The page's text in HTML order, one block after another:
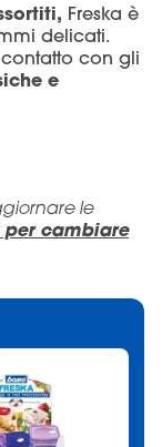
Freska è
delicati.
con gli
e
le
cambiare